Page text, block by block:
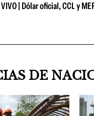
| Dólar oficial, CCL y
DE